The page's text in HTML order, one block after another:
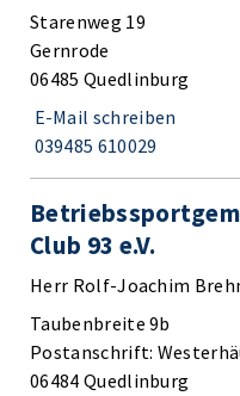
Starenweg 19
Gernrode
06485 Quedlinburg
E-Mail schreiben
039485 610029
Club 93 e.V.
Herr Rolf-Joachim
Taubenbreite 9b
Postanschrift:
06484 Quedlinburg